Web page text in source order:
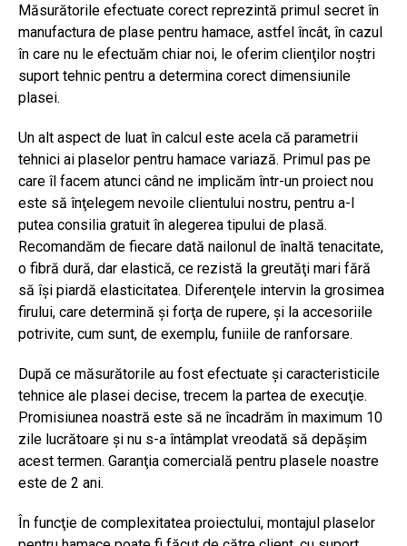
Măsurătorile efectuate corect reprezintă primul secret în
manufactura de plase pentru hamace, astfel încât, în cazul
în care nu le efectuăm chiar noi, le oferim clienţilor noştri
suport tehnic pentru a determina corect dimensiunile
plasei.
Un alt aspect de luat în calcul este acela că parametrii
tehnici ai plaselor pentru hamace variază. Primul pas pe
care îl facem atunci când ne implicăm într-un proiect nou
este să înţelegem nevoile clientului nostru, pentru a-l
putea consilia gratuit în alegerea tipului de plasă.
Recomandăm de fiecare dată nailonul de înaltă tenacitate,
o fibră dură, dar elastică, ce rezistă la greutăţi mari fără
să îşi piardă elasticitatea. Diferenţele intervin la grosimea
firului, care determină şi forţa de rupere, şi la accesoriile
potrivite, cum sunt, de exemplu, funiile de ranforsare.
După ce măsurătorile au fost efectuate şi caracteristicile
tehnice ale plasei decise, trecem la partea de execuţie.
Promisiunea noastră este să ne încadrăm în maximum 10
zile lucrătoare şi nu s-a întâmplat vreodată să depăşim
acest termen. Garanţia comercială pentru plasele noastre
este de 2 ani.
În funcţie de complexitatea proiectului, montajul plaselor